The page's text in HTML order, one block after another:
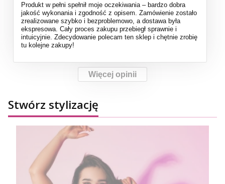
Produkt w pełni spełnił moje oczekiwania – bardzo dobra
jakość wykonania i zgodność z opisem. Zamówienie zostało
zrealizowane szybko i bezproblemowo, a dostawa była
ekspresowa. Cały proces zakupu przebiegł sprawnie i
intuicyjnie. Zdecydowanie polecam ten sklep i chętnie zrobię
tu kolejne zakupy!
Więcej opinii
Stwórz stylizację